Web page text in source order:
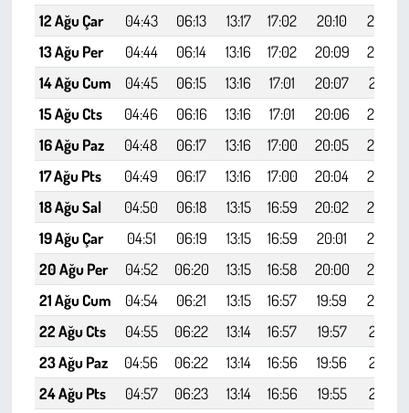
12 Ağu Çar
04:43 06:13 13:17 17:02 20:10
21:34
13 Ağu Per
04:44 06:14 13:16 17:02 20:09
21:33
14 Ağu Cum
04:45 06:15 13:16 17:01 20:07
21:31
15 Ağu Cts
04:46 06:16 13:16 17:01 20:06
21:29
16 Ağu Paz
04:48 06:17 13:16 17:00 20:05
21:28
17 Ağu Pts
04:49 06:17 13:16 17:00 20:04
21:26
18 Ağu Sal
04:50 06:18 13:15 16:59 20:02
21:25
19 Ağu Çar
04:51 06:19 13:15 16:59 20:01
21:23
20 Ağu Per
04:52 06:20 13:15 16:58 20:00
21:22
21 Ağu Cum
04:54 06:21 13:15 16:57 19:59
21:20
22 Ağu Cts
04:55 06:22 13:14 16:57 19:57
21:18
23 Ağu Paz
04:56 06:22 13:14 16:56 19:56
21:17
24 Ağu Pts
04:57 06:23 13:14 16:56 19:55
21:15